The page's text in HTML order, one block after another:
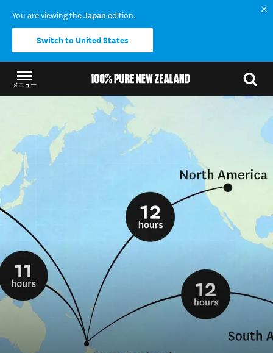
You are viewing theJapan edition.
Switch to United States
メニュー